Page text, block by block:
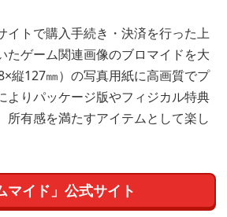
イトで購入手続き・決済を行った上
たゲーム関連画像のブロマイドを大
縦127㎜）の写真用紙に高画質でプ
よりパッケージ版やフィジカル特典
所有感を満たすアイテムとして楽し
マイド」公式サイト